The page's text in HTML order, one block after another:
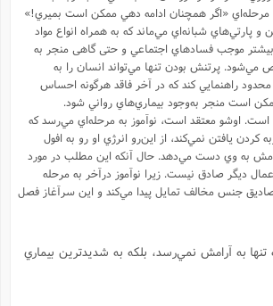
مرحله‌اي «اگر همچنان ادامه دهي ممکن است بميري!»
پارتي‌هاي شبانه‌اي مي‌ماند که به همراه انواع مواد
موجب فسادهاي اجتماعي و حتی گاهی منجر به
پرتنش بودن تنها مي‌تواند انسان را به
راهنمايي کند که در آخر فاقد هرگونه احساس
است منجر به‌وجود بيماري‌هاي رواني شود.
اوشو معتقد است، نوآموز به مرحله‌اي مي‌رسد که
کردن يافتن نمي‌کند، از اين‌رو انرژي او رو به افول
به وي دست مي‌دهد. حال آنکه اين مطلب در مورد
ديگر صادق نيست. زيرا نوآموز درآخر به مرحله
جنس مخالف تمايل پيدا مي‌کند و اين سرآغاز فصل
به آرامش نمي‌رسد، بلکه به شديدترين بيماري